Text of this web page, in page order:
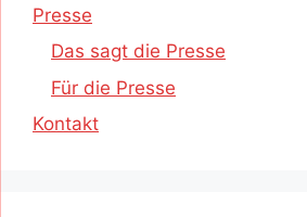
Presse
Das sagt die Presse
Für die Presse
Kontakt